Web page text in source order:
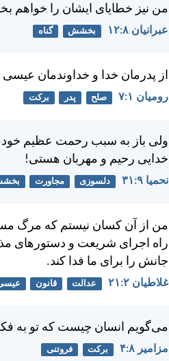
من نيز خطايای ايشان را خواهم
عبرانيان ۸:‏۱۲ بخشش گناه
از پدرمان خدا و خداوندمان
رومیان ۱:‏۷ صلح پدر برکت
ولی باز به سبب رحمت عظيم خود،
خدايی رحيم و مهربان هستی!
نحميا ۹:‏۳۱ دلسوزی مجاورت
من از آن كسان نيستم كه مرگ
راه اجرای شريعت و دستورهای
جانش را برای ما فدا كند.
غلاطيان ۲:‏۲۱ عدالت قانون
می‌گويم انسان چيست كه تو به
مزامير ۸:‏۴ برکت فروتنی